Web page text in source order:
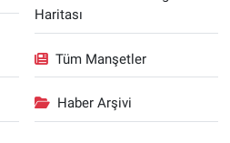
Haritası
Tüm Manşetler
Haber Arşivi